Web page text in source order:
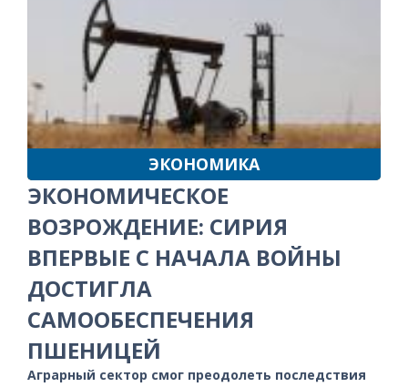
ЭКОНОМИКА
ЭКОНОМИЧЕСКОЕ
ВОЗРОЖДЕНИЕ: СИРИЯ
ВПЕРВЫЕ С НАЧАЛА ВОЙНЫ
ДОСТИГЛА
САМООБЕСПЕЧЕНИЯ
ПШЕНИЦЕЙ
Аграрный сектор смог преодолеть последствия